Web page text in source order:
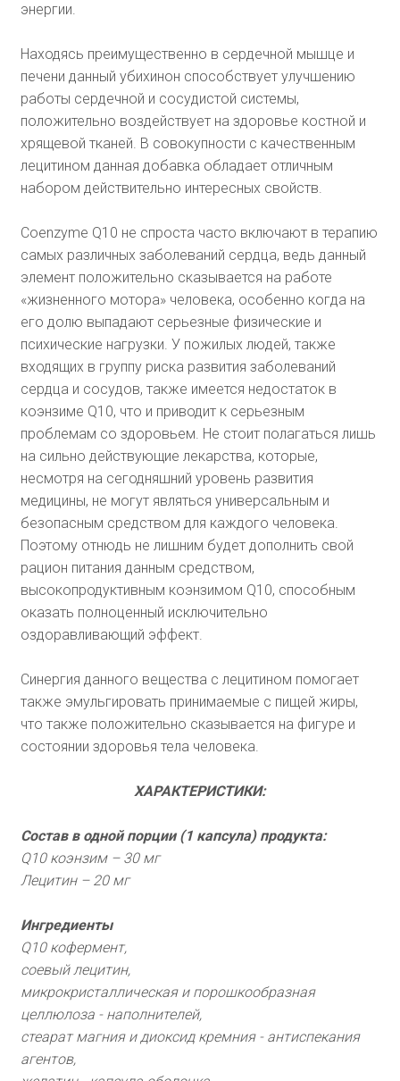
энергии.
Находясь преимущественно в сердечной мышце и
печени данный убихинон способствует улучшению
работы сердечной и сосудистой системы,
положительно воздействует на здоровье костной и
хрящевой тканей. В совокупности с качественным
лецитином данная добавка обладает отличным
набором действительно интересных свойств.
Coenzyme Q10 не спроста часто включают в терапию
самых различных заболеваний сердца, ведь данный
элемент положительно сказывается на работе
«жизненного мотора» человека, особенно когда на
его долю выпадают серьезные физические и
психические нагрузки. У пожилых людей, также
входящих в группу риска развития заболеваний
сердца и сосудов, также имеется недостаток в
коэнзиме Q10, что и приводит к серьезным
проблемам со здоровьем. Не стоит полагаться лишь
на сильно действующие лекарства, которые,
несмотря на сегодняшний уровень развития
медицины, не могут являться универсальным и
безопасным средством для каждого человека.
Поэтому отнюдь не лишним будет дополнить свой
рацион питания данным средством,
высокопродуктивным коэнзимом Q10, способным
оказать полноценный исключительно
оздоравливающий эффект.
Синергия данного вещества с лецитином помогает
также эмульгировать принимаемые с пищей жиры,
что также положительно сказывается на фигуре и
состоянии здоровья тела человека.
ХАРАКТЕРИСТИКИ:
Состав в одной порции (1 капсула) продукта:
Q10 коэнзим – 30 мг
Лецитин – 20 мг
Ингредиенты
Q10 кофермент,
соевый лецитин,
микрокристаллическая и порошкообразная
целлюлоза - наполнителей,
стеарат магния и диоксид кремния - антиспекания
агентов,